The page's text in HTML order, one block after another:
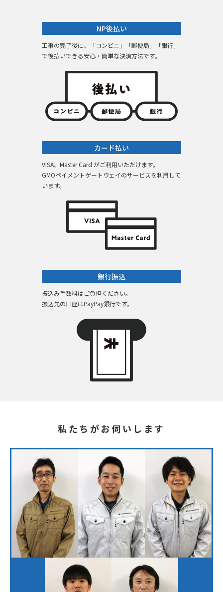
NP後払い
工事の完了後に、「コンビニ」「郵便局」「銀行」
で後払いできる安心・簡単な決済方法です。
カード払い
VISA、Master Card がご利用いただけます。
GMOペイメントゲートウェイのサービスを利用して
います。
銀行振込
振込み手数料はご負担ください。
振込先の口座はPayPay銀行です。
私たちがお伺いします